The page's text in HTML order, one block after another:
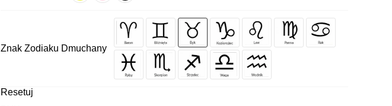
Znak Zodiaku Dmuchany
Resetuj